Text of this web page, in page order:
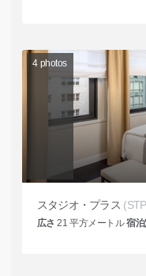
4 photos
スタジオ・プラス
広さ 21 平方メートル宿